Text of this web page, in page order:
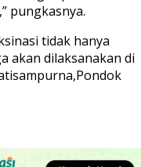
pungkasnya.
tidak hanya
akan dilaksanakan di